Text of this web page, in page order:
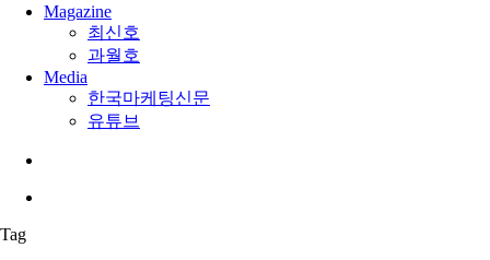
Magazine
최신호
과월호
Media
한국마케팅신문
유튜브
Tag